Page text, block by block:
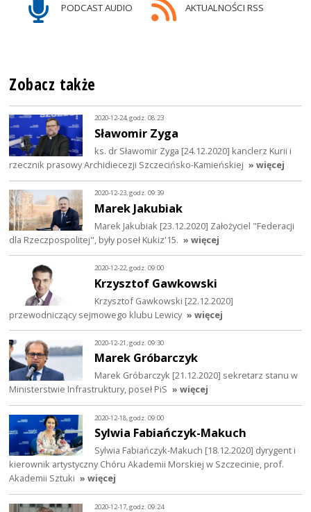
PODCAST AUDIO AKTUALNOŚCI RSS
Zobacz także
2020-12-24, godz. 08:23
Sławomir Zyga
ks. dr Sławomir Zyga [24.12.2020] kanclerz Kurii i
rzecznik prasowy Archidiecezji Szczecińsko-Kamieńskiej » więcej
2020-12-23, godz. 09:39
Marek Jakubiak
Marek Jakubiak [23.12.2020] Założyciel "Federacji
dla Rzeczpospolitej", były poseł Kukiz'15. » więcej
2020-12-22, godz. 09:00
Krzysztof Gawkowski
Krzysztof Gawkowski [22.12.2020]
przewodniczący sejmowego klubu Lewicy » więcej
2020-12-21, godz. 09:30
Marek Gróbarczyk
Marek Gróbarczyk [21.12.2020] sekretarz stanu w
Ministerstwie Infrastruktury, poseł PiS » więcej
2020-12-18, godz. 09:00
Sylwia Fabiańczyk-Makuch
Sylwia Fabiańczyk-Makuch [18.12.2020] dyrygent i
kierownik artystyczny Chóru Akademii Morskiej w Szczecinie, prof.
Akademii Sztuki » więcej
2020-12-17, godz. 09:24